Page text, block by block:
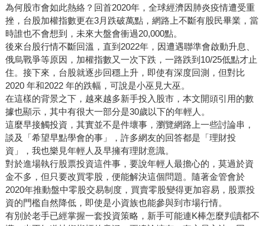
為何股市會如此熱絡？回首2020年，全球經濟因肺炎疫情遭受重
挫，台股加權指數更在3月跌破萬點，網路上不斷有股民畢業，當
時誰也不會想到，未來大盤會衝過20,000點。
後來台股行情不斷回溫，直到2022年，因遭遇聯準會啟動升息、
俄烏戰爭等原因，加權指數又一次下跌，一路跌到10/25低點才止
住。接下來，台股就逐步回穩上升，即使有深度回測，但對比
2020 年和2022 年的跌幅，可說是小巫見大巫。
在這樣的背景之下，越來越多新手投入股市，本文開頭引用的數
據也顯示，其中有很大一部分是30歲以下的年輕人。
這麼早接觸投資，其實並不是件壞事，瀏覽網路上一些討論串，
談及「希望早點學會的事」，許多網友的回答都是「理財投
資」，我也樂見年輕人及早擁有理財意識。
對於進場執行股票投資這件事，要說年輕人最擔心的，莫過於資
金不多，但只要改買零股，便能解決這個問題。隨著金管會於
2020年推動盤中零股交易制度，買賣零股變得更加容易，股票投
資的門檻自然降低，即使是小資族也能參與到市場行情。
有別於老手已經掌握一套投資策略，新手可能連K棒怎麼判讀都不